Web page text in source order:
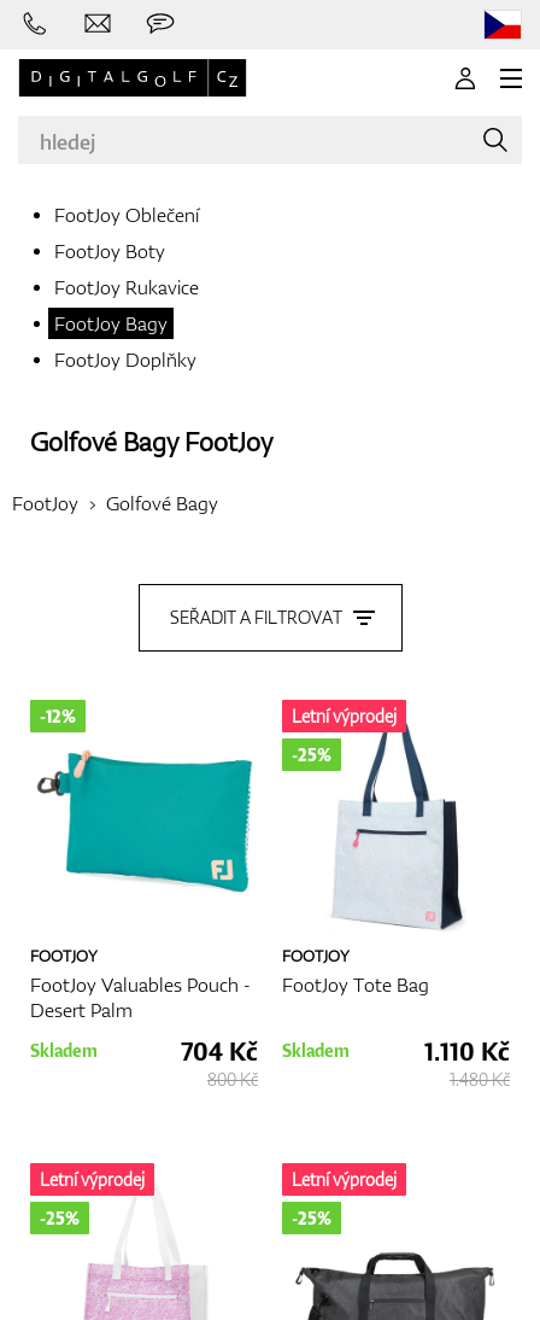
Rukavice
Míčky
Bagy
Vozíky
GPS/Dálkoměry
Doplňky
FootJoy Oblečení
FootJoy Boty
FootJoy Rukavice
FootJoy Bagy
FootJoy Doplňky
Golfové BagyFootJoy
FootJoy Golfové Bagy
SEŘADIT A FILTROVAT
FOOTJOY
FootJoy Valuables Pouch -
Desert Palm
-12%
Skladem 704 Kč
800 Kč
FOOTJOY
FootJoy Tote Bag
Letní výprodej
-25%
Skladem 1.110 Kč
1.480 Kč
Letní výprodej
-25%
Letní výprodej
-25%